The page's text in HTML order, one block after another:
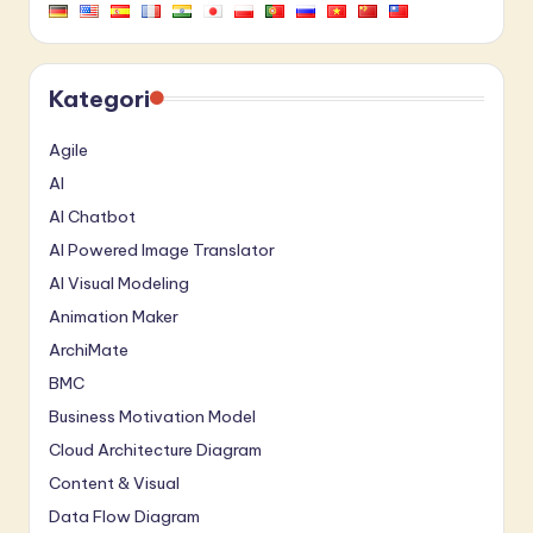
Kategori
Agile
AI
AI Chatbot
AI Powered Image Translator
AI Visual Modeling
Animation Maker
ArchiMate
BMC
Business Motivation Model
Cloud Architecture Diagram
Content & Visual
Data Flow Diagram